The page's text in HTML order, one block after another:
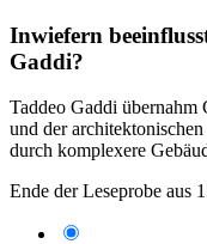
Inwiefern
Gaddi?
Taddeo Gaddi
und der
durch komplexere
Ende der Leseprobe aus